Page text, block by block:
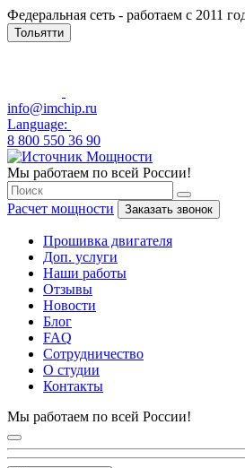
Федеральная сеть - работаем с 2011
Тольятти
info@imchip.ru
Language:
8 800 550 36 90
Мы работаем по всей России!
Расчет мощности Заказать звонок
Прошивка двигателя
Доп. услуги
Наши работы
Отзывы
Новости
Блог
FAQ
Сотрудничество
О студии
Контакты
Мы работаем по всей России!